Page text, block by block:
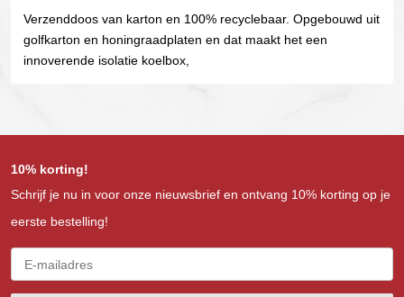
Verzenddoos van karton en 100% recyclebaar. Opgebouwd uit
golfkarton en honingraadplaten en dat maakt het een
innoverende isolatie koelbox,
10% korting!
Schrijf je nu in voor onze nieuwsbrief en ontvang 10% korting op je
eerste bestelling!